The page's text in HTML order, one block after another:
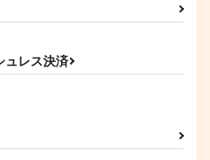
ュレス決済